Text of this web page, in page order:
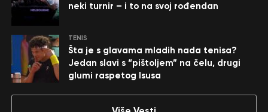
neki turnir – i to na svoj rođendan
TENIS
Šta je s glavama mladih nada tenisa?
Jedan slavi s “pištoljem” na čelu, drugi
glumi raspetog Isusa